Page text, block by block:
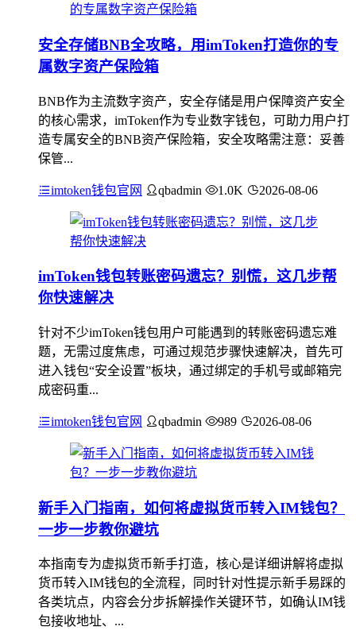
安全存储BNB全攻略，用imToken打造你的专
属数字资产保险箱
BNB作为主流数字资产，安全存储是用户保障资产安全
的核心需求，imToken作为专业数字钱包，可助力用户打
造专属安全的BNB资产保险箱，安全攻略需注意：妥善
保管...
imtoken钱包官网 qbadmin 1.0K 2026-08-06
imToken钱包转账密码遗忘？别慌，这几步帮
你快速解决
针对不少imToken钱包用户可能遇到的转账密码遗忘难
题，无需过度焦虑，可通过规范步骤快速解决，首先可
进入钱包“安全设置”板块，通过绑定的手机号或邮箱完
成密码重...
imtoken钱包官网 qbadmin 989 2026-08-06
新手入门指南，如何将虚拟货币转入IM钱包？
一步一步教你避坑
本指南专为虚拟货币新手打造，核心是详细讲解将虚拟
货币转入IM钱包的全流程，同时针对性提示新手易踩的
各类坑点，内容会分步拆解操作关键环节，如确认IM钱
包接收地址、...